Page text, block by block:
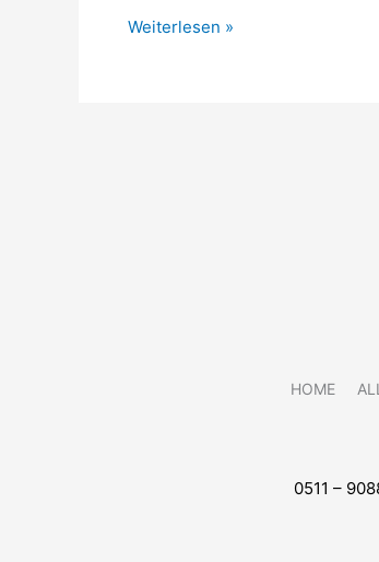
Weiterlesen »
HOME
0511 –